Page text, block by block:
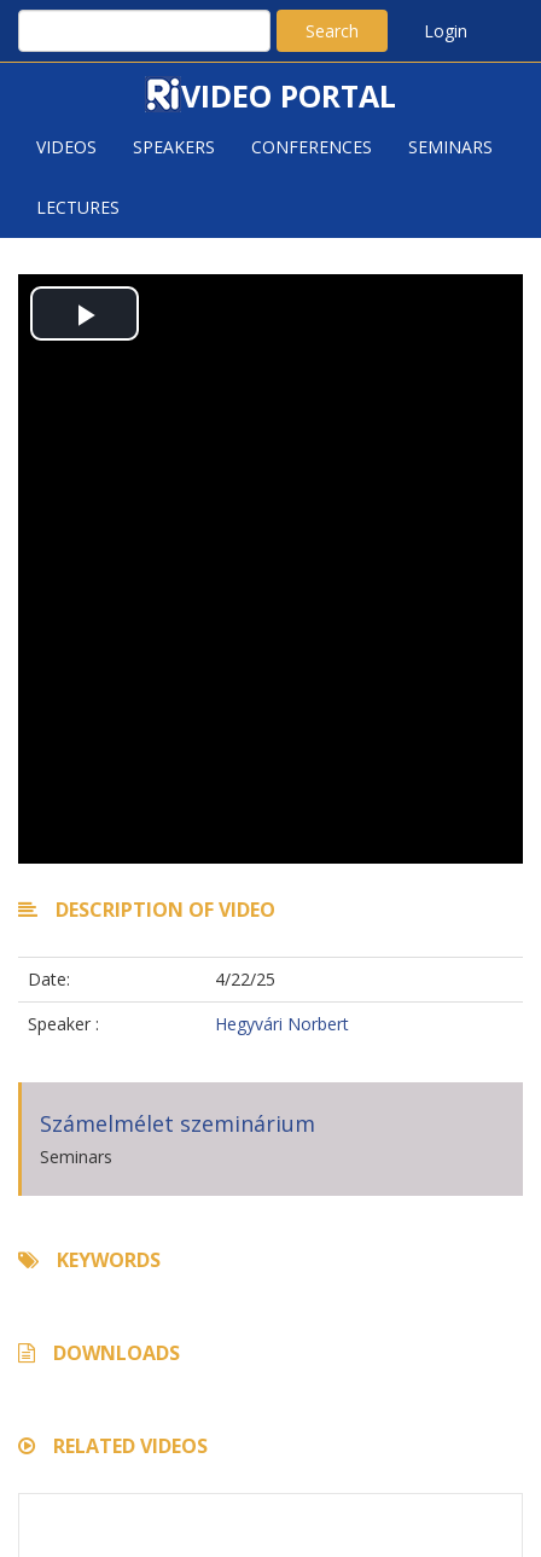
Search Login
VIDEO PORTAL
VIDEOS SPEAKERS CONFERENCES SEMINARS
LECTURES
HEGYVÁRI NORBERT: ON THE
STRUCTURE OF SUBSET SUMS IN
Play
DESCRIPTION OF VIDEO
Date:
4/22/25
Speaker :
Hegyvári Norbert
Számelmélet szeminárium
Seminars
KEYWORDS
DOWNLOADS
RELATED VIDEOS